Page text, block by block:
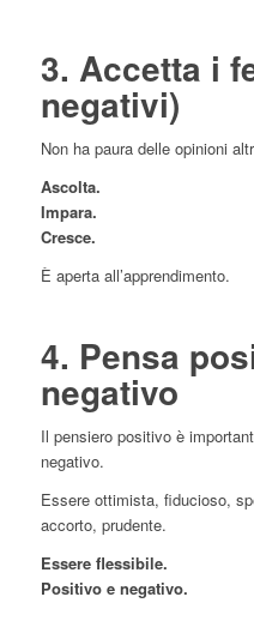
3. Accetta i
negativi)
Non ha paura delle opinioni
Ascolta.
Impara.
Cresce.
È aperta all’apprendimento.
4. Pensa
negativo
Il pensiero positivo è
negativo.
Essere ottimista, fiducioso,
accorto, prudente.
Essere flessibile.
Positivo e negativo.